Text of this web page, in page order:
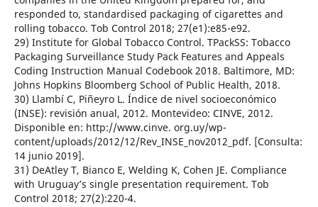
responded to, standardised packaging of cigarettes and
rolling tobacco. Tob Control 2018; 27(e1):e85-e92.
29) Institute for Global Tobacco Control. TPackSS: Tobacco
Packaging Surveillance Study Pack Features and Appeals
Coding Instruction Manual Codebook 2018. Baltimore, MD:
Johns Hopkins Bloomberg School of Public Health, 2018.
30) Llambí C, Piñeyro L. Índice de nivel socioeconómico
(INSE): revisión anual, 2012. Montevideo: CINVE, 2012.
Disponible en: http://www.cinve. org.uy/wp-
content/uploads/2012/12/Rev_INSE_nov2012_pdf. [Consulta:
14 junio 2019].
31) DeAtley T, Bianco E, Welding K, Cohen JE. Compliance
with Uruguay’s single presentation requirement. Tob
Control 2018; 27(2):220-4.